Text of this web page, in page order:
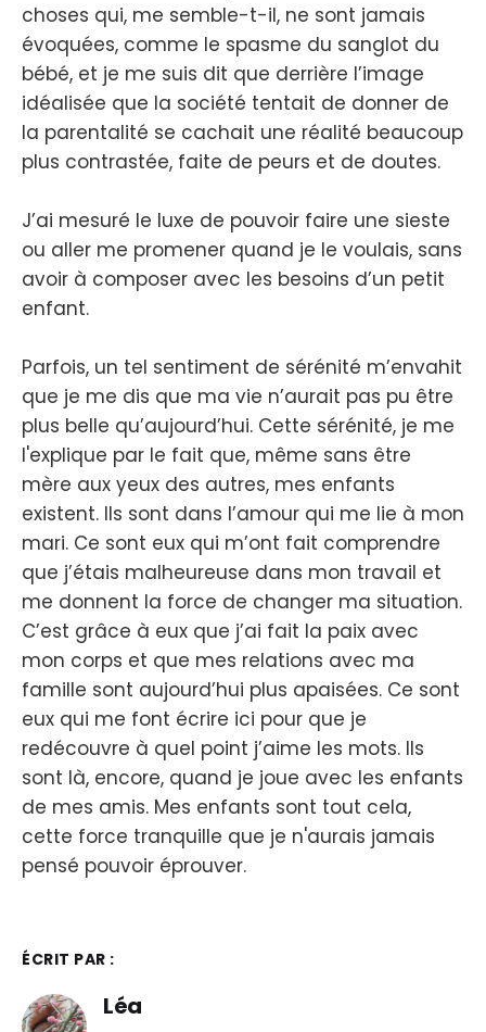
choses qui, me semble-t-il, ne sont jamais
évoquées, comme le spasme du sanglot du
bébé, et je me suis dit que derrière l’image
idéalisée que la société tentait de donner de
la parentalité se cachait une réalité beaucoup
plus contrastée, faite de peurs et de doutes.
J’ai mesuré le luxe de pouvoir faire une sieste
ou aller me promener quand je le voulais, sans
avoir à composer avec les besoins d’un petit
enfant.
Parfois, un tel sentiment de sérénité m’envahit
que je me dis que ma vie n’aurait pas pu être
plus belle qu’aujourd’hui. Cette sérénité, je me
l'explique par le fait que, même sans être
mère aux yeux des autres, mes enfants
existent. Ils sont dans l’amour qui me lie à mon
mari. Ce sont eux qui m’ont fait comprendre
que j’étais malheureuse dans mon travail et
me donnent la force de changer ma situation.
C’est grâce à eux que j’ai fait la paix avec
mon corps et que mes relations avec ma
famille sont aujourd’hui plus apaisées. Ce sont
eux qui me font écrire ici pour que je
redécouvre à quel point j’aime les mots. Ils
sont là, encore, quand je joue avec les enfants
de mes amis. Mes enfants sont tout cela,
cette force tranquille que je n'aurais jamais
pensé pouvoir éprouver.
ÉCRIT PAR :
Léa